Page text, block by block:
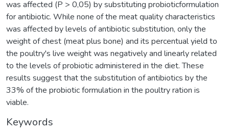
was affected (P > 0,05) by substituting probioticformulation
for antibiotic. While none of the meat quality characteristics
was affected by levels of antibiotic substitution, only the
weight of chest (meat plus bone) and its percentual yield to
the poultry's live weight was negatively and linearly related
to the levels of probiotic administered in the diet. These
results suggest that the substitution of antibiotics by the
33% of the probiotic formulation in the poultry ration is
viable.
Keywords